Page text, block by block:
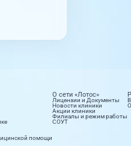
помощи
О сети «Лотос»
Лицензии и Документы
Новости клиники
Акции клиники
Филиалы и режим работы
СОУТ